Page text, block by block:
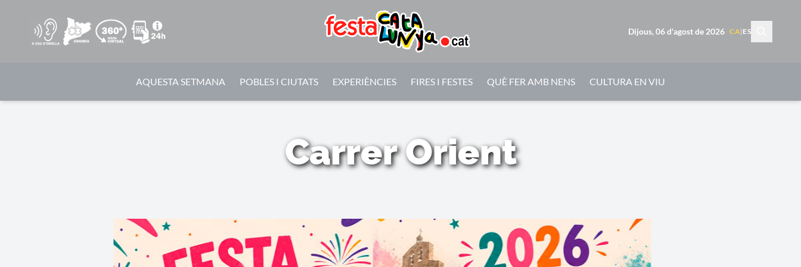
Dijous, 06 d'agost de 2026 CA| ES
AQUESTA SETMANA POBLES I CIUTATS EXPERIÈNCIES FIRES I FESTES QUÈ FER AMB NENS CULTURA EN VIU
Carrer Orient